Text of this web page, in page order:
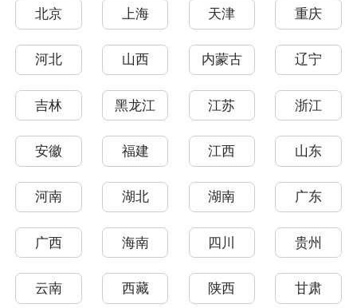
北京 上海 天津 重庆
河北 山西 内蒙古 辽宁
吉林 黑龙江 江苏 浙江
安徽 福建 江西 山东
河南 湖北 湖南 广东
广西 海南 四川 贵州
云南 西藏 陕西 甘肃